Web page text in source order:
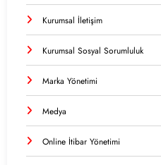
Kurumsal İletişim
Kurumsal Sosyal Sorumluluk
Marka Yönetimi
Medya
Online İtibar Yönetimi